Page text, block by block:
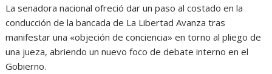
La senadora nacional ofreció dar un paso al costado en la
conducción de la bancada de La Libertad Avanza tras
manifestar una «objeción de conciencia» en torno al pliego de
una jueza, abriendo un nuevo foco de debate interno en el
Gobierno.